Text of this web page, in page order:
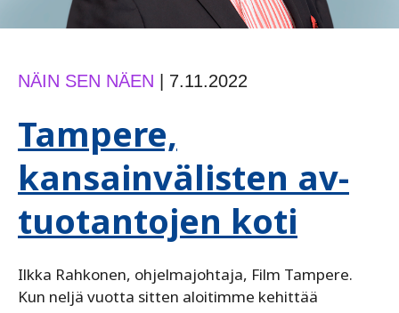
NÄIN SEN NÄEN 7.11.2022
Tampere,
kansainvälisten av-
tuotantojen koti
Ilkka Rahkonen, ohjelmajohtaja, Film Tampere.
Kun neljä vuotta sitten aloitimme kehittää